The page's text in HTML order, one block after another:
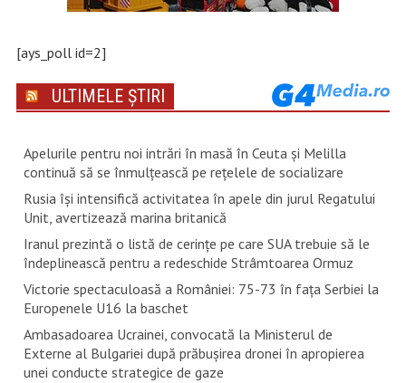
[ays_poll id=2]
ULTIMELE ȘTIRI
Apelurile pentru noi intrări în masă în Ceuta şi Melilla
continuă să se înmulţească pe reţelele de socializare
Rusia își intensifică activitatea în apele din jurul Regatului
Unit, avertizează marina britanică
Iranul prezintă o listă de cerinţe pe care SUA trebuie să le
îndeplinească pentru a redeschide Strâmtoarea Ormuz
Victorie spectaculoasă a României: 75-73 în fața Serbiei la
Europenele U16 la baschet
Ambasadoarea Ucrainei, convocată la Ministerul de
Externe al Bulgariei după prăbușirea dronei în apropierea
unei conducte strategice de gaze